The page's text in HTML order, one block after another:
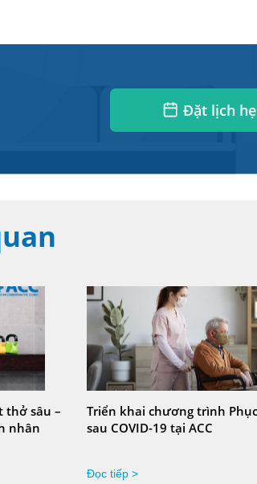
Đặt lịch
thở sâu –
nhân
Triển khai chương trình
sau COVID-19 tại ACC
Đọc tiếp >